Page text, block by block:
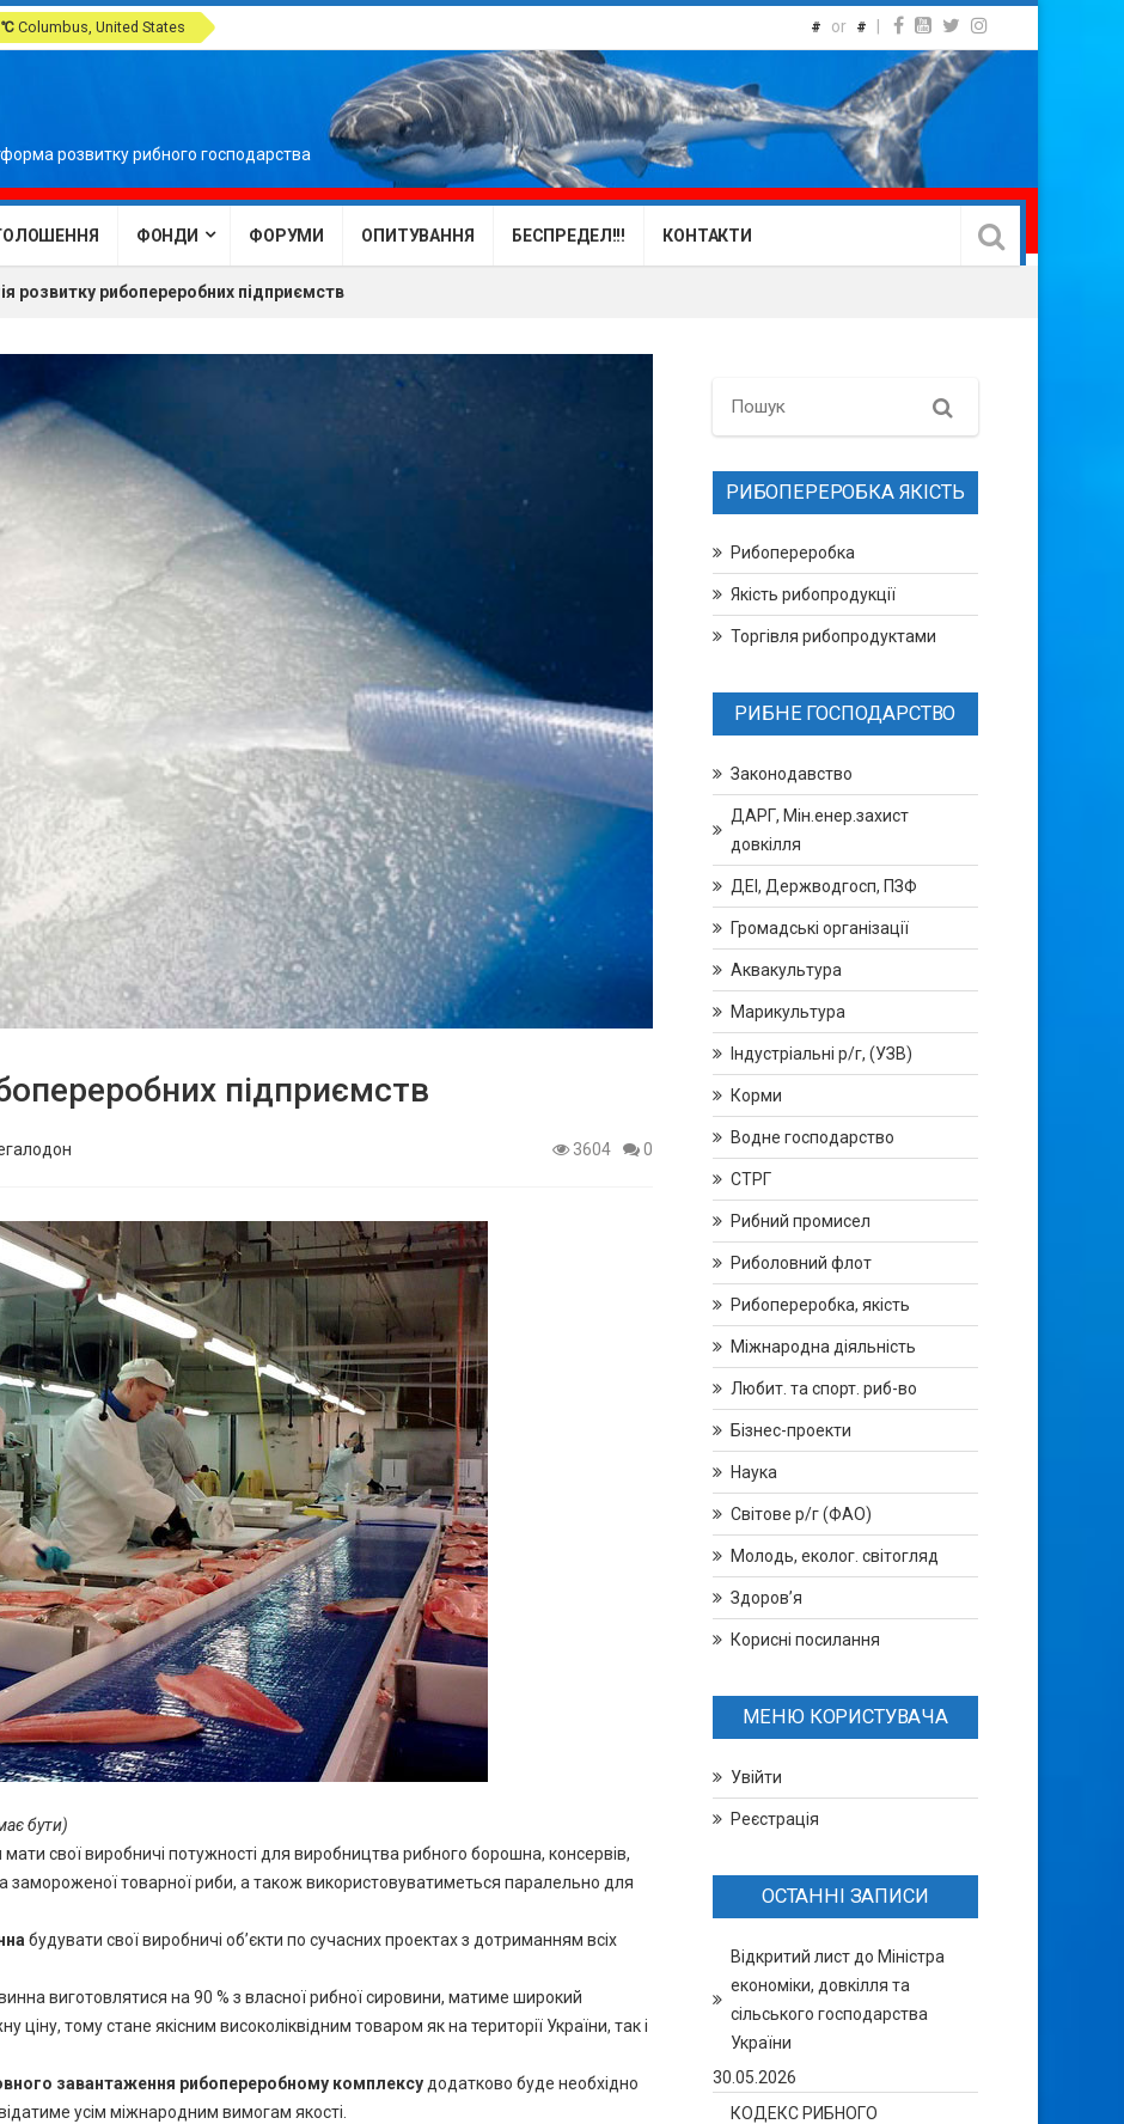
℃ Columbus, United States # or #
розвитку рибного господарства
ФОНДИ ФОРУМИ ОПИТУВАННЯ БЕСПРЕДЕЛ!!! КОНТАКТИ
розвитку рибопереробних підприємств
підприємств
3604 0
бути)
свої виробничі потужності для виробництва рибного борошна, консервів,
замороженої товарної риби, а також використовуватиметься паралельно для
будувати свої виробничі об’єкти по сучасних проектах з дотриманням всіх
виготовлятися на 90 % з власної рибної сировини, матиме широкий
тому стане якісним високоліквідним товаром як на території України, так і
завантаження рибопереробному комплексудодатково буде необхідно
усім міжнародним вимогам якості.
Search
РИБОПЕРЕРОБКА ЯКІСТЬ
Рибопереробка
Якість рибопродукції
Торгівля рибопродуктами
РИБНЕ ГОСПОДАРСТВО
Законодавство
ДАРГ, Мін.енер.захист
довкілля
ДЕІ, Держводгосп, ПЗФ
Громадські організації
Аквакультура
Марикультура
Індустріальні р/г, (УЗВ)
Корми
Водне господарство
СТРГ
Рибний промисел
Риболовний флот
Рибопереробка, якість
Міжнародна діяльність
Любит. та спорт. риб-во
Бізнес-проекти
Наука
Світове р/г (ФАО)
Молодь, еколог. світогляд
Здоров’я
Корисні посилання
МЕНЮ КОРИСТУВАЧА
Увійти
Реєстрація
ОСТАННІ ЗАПИСИ
Відкритий лист до Міністра
економіки, довкілля та
сільського господарства
України
30.05.2026
КОДЕКС РИБНОГО